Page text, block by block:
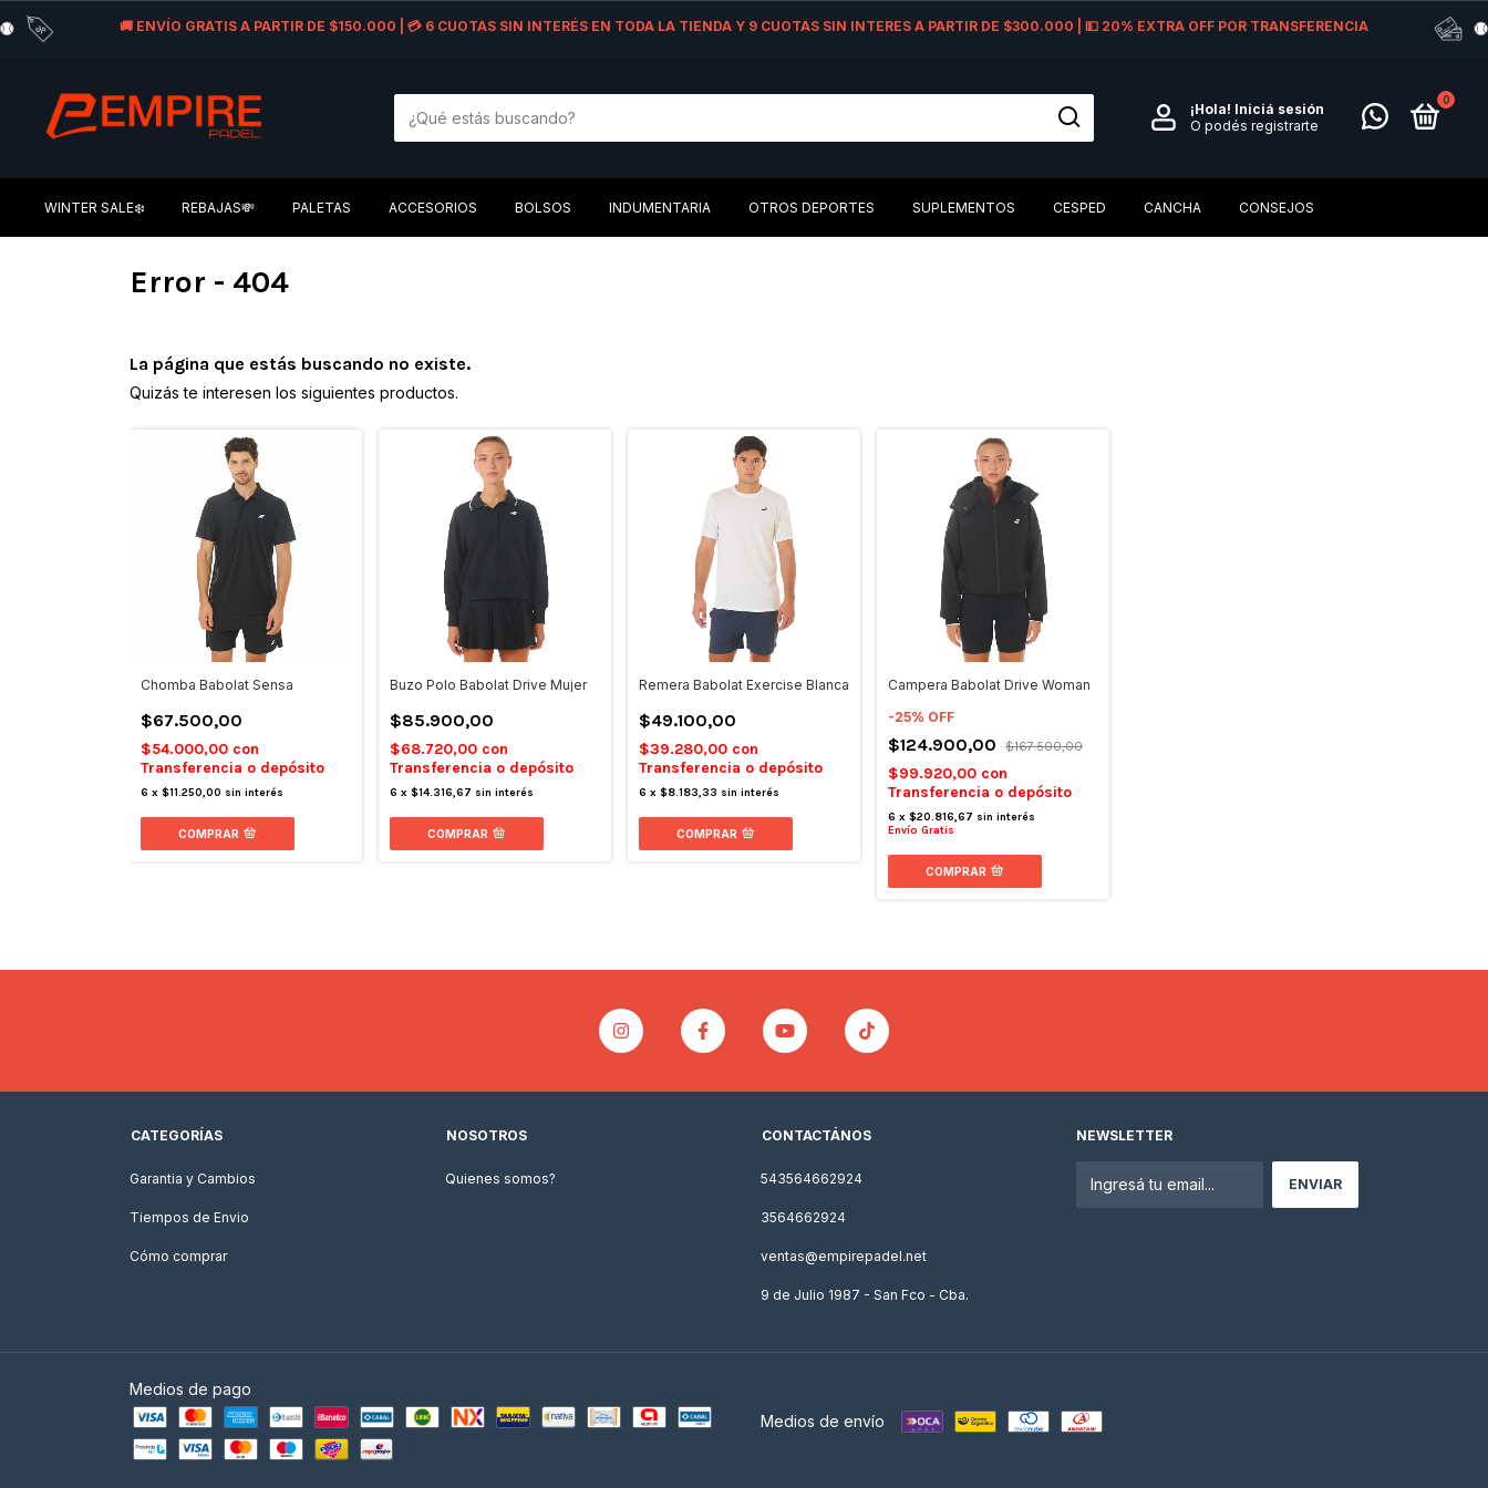
🚚 ENVÍO GRATIS A PARTIR DE $150.000 | 💳 6 CUOTAS SIN INTERÉS EN TODA LA TIENDA Y 9 CUOTAS SIN INTERES A PARTIR DE $300.000 | 💵 20% EXTRA OFF POR TRANSFERENCIA
¡Hola! Iniciá sesión
O podés registrarte
0
WINTER SALE❄️ REBAJAS💸 PALETAS ACCESORIOS BOLSOS INDUMENTARIA OTROS DEPORTES SUPLEMENTOS CESPED CANCHA CONSEJOS
Error - 404
La página que estás buscando no existe.
Quizás te interesen los siguientes productos.
Chomba Babolat Sensa
$67.500,00
$54.000,00 con
Transferencia o depósito
6 x $11.250,00 sin interés
COMPRAR
Buzo Polo Babolat Drive Mujer
$85.900,00
$68.720,00 con
Transferencia o depósito
6 x $14.316,67 sin interés
COMPRAR
Remera Babolat Exercise Blanca
$49.100,00
$39.280,00 con
Transferencia o depósito
6 x $8.183,33 sin interés
COMPRAR
Campera Babolat Drive Woman
-25% OFF
$124.900,00 $167.500,00
$99.920,00 con
Transferencia o depósito
6 x $20.816,67 sin interés
Envío Gratis
COMPRAR
CATEGORÍAS
Garantia y Cambios
Tiempos de Envio
Cómo comprar
NOSOTROS
Quienes somos?
CONTACTÁNOS
543564662924
3564662924
ventas@empirepadel.net
9 de Julio 1987 - San Fco - Cba.
NEWSLETTER
Medios de pago
Medios de envío